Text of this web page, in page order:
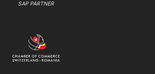
SAP PARTNER